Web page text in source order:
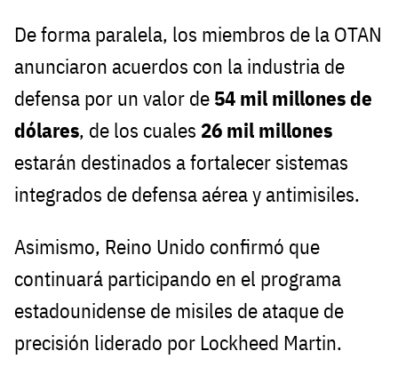
De forma paralela, los miembros de la OTAN
anunciaron acuerdos con la industria de
defensa por un valor de 54 mil millones de
dólares, de los cuales 26 mil millones
estarán destinados a fortalecer sistemas
integrados de defensa aérea y antimisiles.
Asimismo, Reino Unido confirmó que
continuará participando en el programa
estadounidense de misiles de ataque de
precisión liderado por Lockheed Martin.